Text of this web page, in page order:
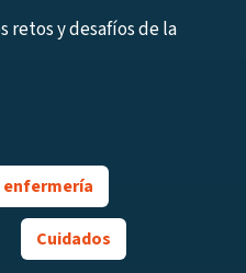
retos y desafíos de la
Cuidados